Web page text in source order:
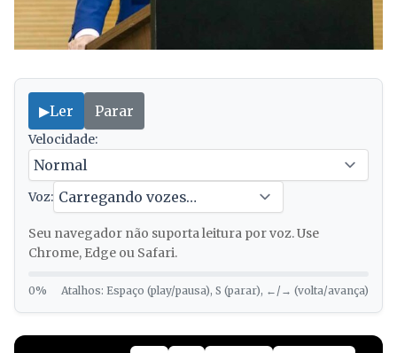
▶Ler Parar
Velocidade:
Voz:
Seu navegador não suporta leitura por voz. Use
Chrome, Edge ou Safari.
0% Atalhos: Espaço (play/pausa), S (parar), ←/→ (volta/avança)